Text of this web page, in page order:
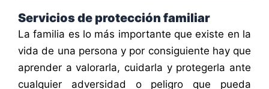
Servicios de protección familiar
La familia es lo más importante que existe en la
vida de una persona y por consiguiente hay que
aprender a valorarla, cuidarla y protegerla ante
cualquier adversidad o peligro que pueda